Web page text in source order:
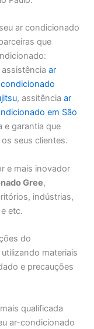
ar condicionado
que
assistência ar
, assitência ar
em São
e garantia que
seus clientes.
e mais inovador
Gree,
indústrias,
etc.
do
materiais
e precauções
qualificada
ar-condicionado